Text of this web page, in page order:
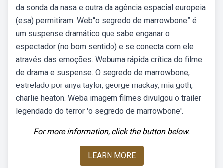
da sonda da nasa e outra da agência espacial europeia
(esa) permitiram. Web“o segredo de marrowbone” é
um suspense dramático que sabe enganar o
espectador (no bom sentido) e se conecta com ele
através das emoções. Webuma rápida crítica do filme
de drama e suspense. O segredo de marrowbone,
estrelado por anya taylor, george mackay, mia goth,
charlie heaton. Weba imagem filmes divulgou o trailer
legendado do terror 'o segredo de marrowbone'.
For more information, click the button below.
LEARN MORE